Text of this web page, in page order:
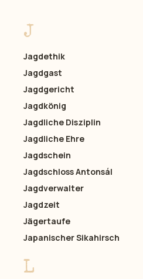
J
Jagdethik
Jagdgast
Jagdgericht
Jagdkönig
Jagdliche Disziplin
Jagdliche Ehre
Jagdschein
Jagdschloss Antonsál
Jagdverwalter
Jagdzeit
Jägertaufe
Japanischer Sikahirsch
L